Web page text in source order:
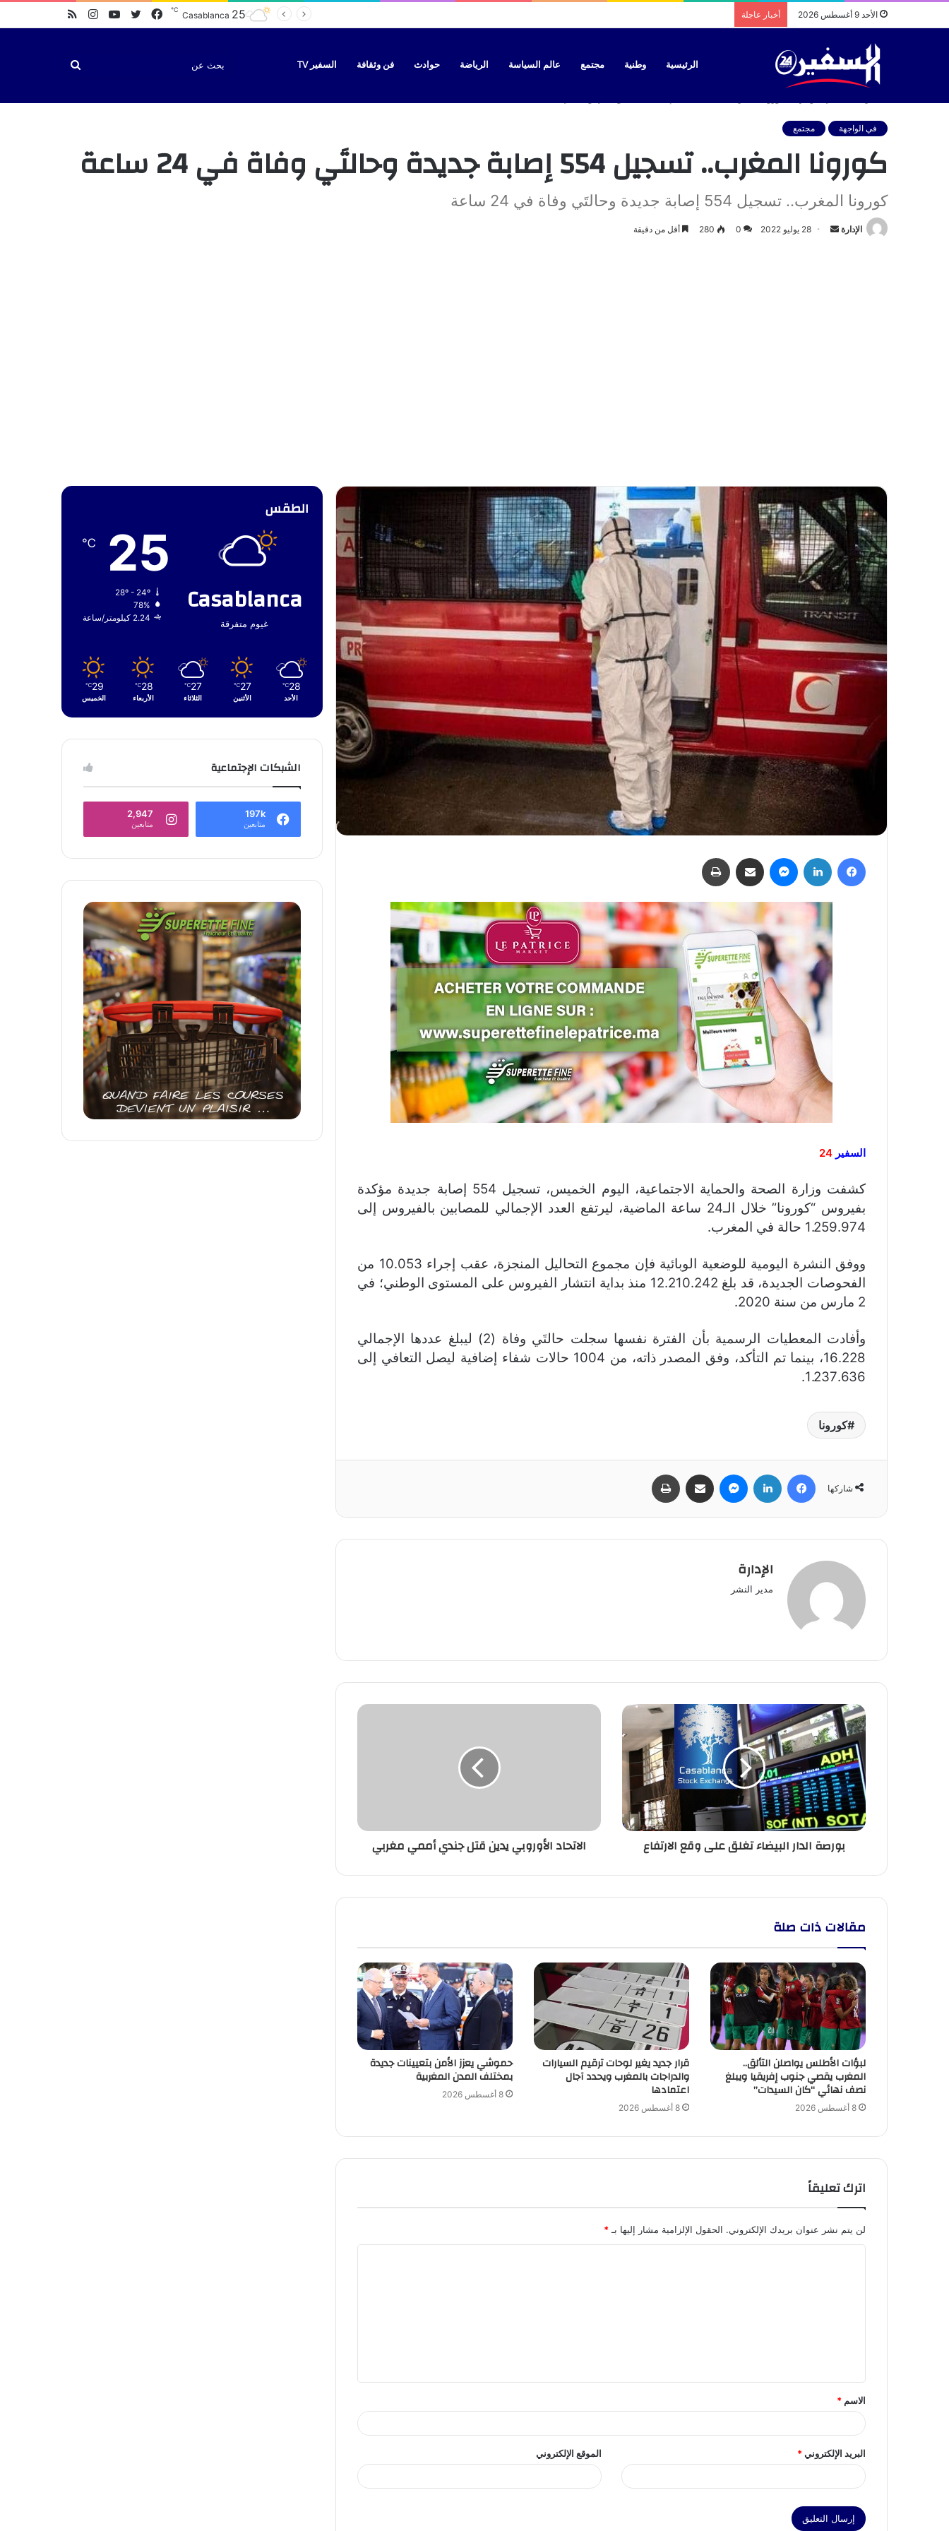
الأحد 9 أغسطس 2026 أخبار عاجلة
ملخصانستقراميوتيوبتويتر
فيسبوك Casablanca 25
℃
الرئيسية وطنية مجتمع عالم السياسة الرياضة حوادث فن وثقافة السفير TV بحث
في الواجهة مجتمع
كورونا المغرب.. تسجيل 554 إصابة جديدة وحالتَي وفاة في 24 ساعة
كورونا المغرب.. تسجيل 554 إصابة جديدة وحالتَي وفاة في 24 ساعة
الإدارة
أرسل 28 يوليو 2022 0
280 أقل من دقيقة
فيسبوك لينكدإن ماسنجر مشاركة عبر البريد
السفير 24
كشفت وزارة الصحة والحماية الاجتماعية، اليوم الخميس، تسجيل 554 إصابة جديدة مؤكدة
بفيروس “كورونا” خلال الـ24 ساعة الماضية، ليرتفع العدد الإجمالي للمصابين بالفيروس إلى
1.259.974 حالة في المغرب.
ووفق النشرة اليومية للوضعية الوبائية فإن مجموع التحاليل المنجزة، عقب إجراء 10.053 من
الفحوصات الجديدة، قد بلغ 12.210.242 منذ بداية انتشار الفيروس على المستوى الوطني؛ في
2 مارس من سنة 2020.
وأفادت المعطيات الرسمية بأن الفترة نفسها سجلت حالتَي وفاة (2) ليبلغ عددها الإجمالي
16.228، بينما تم التأكد، وفق المصدر ذاته، من 1004 حالات شفاء إضافية ليصل التعافي إلى
1.237.636.
كورونا
شاركها
فيسبوك لينكدإن ماسنجر مشاركة عبر البريد
الإدارة
مدير النشر
بورصة
الدار
البيضاء
تغلق
على
وقع
الارتفاع
بورصة الدار البيضاء تغلق على وقع الارتفاع
الاتحاد
الاتحاد الأوروبي يدين قتل جندي أممي مغربي
مقالات ذات صلة
لبؤات الأطلس يواصلن التألق..
المغرب يقصي جنوب إفريقيا ويبلغ
نصف نهائي “كان السيدات”
8 أغسطس 2026
قرار جديد يغير لوحات ترقيم السيارات
والدراجات بالمغرب ويحدد آجال
اعتمادها
8 أغسطس 2026
حموشي يعزز الأمن بتعيينات جديدة
بمختلف المدن المغربية
8 أغسطس 2026
اترك تعليقاً
لن يتم نشر عنوان بريدك الإلكتروني. الحقول الإلزامية مشار إليها بـ *
ق
*
الاسم *
البريد الإلكتروني* الموقع الإلكتروني
الطقس
Casablanca
غيوم متفرقة
25
℃
28º - 24º
78%
2.24 كيلومتر/ساعة
28
℃
الأحد
27
℃
الأثنين
27
℃
الثلاثاء
28
℃
الأربعاء
29
℃
الخميس
الشبكات الإجتماعية
197k
متابعين
2,947
متابعين